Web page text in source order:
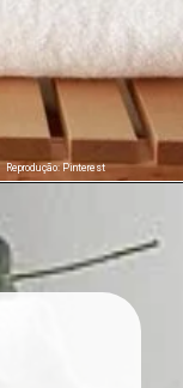
Reprodução: Pinterest